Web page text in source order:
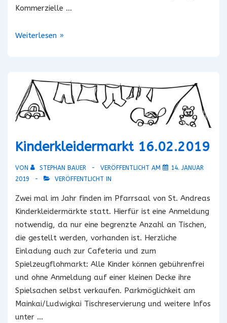
Kommerzielle …
10.
Andreas
Weiterlesen »
Kinderkleidermarkt 16.02.2019
VON STEPHAN BAUER VERÖFFENTLICHT AM
14. JANUAR
2019
VERÖFFENTLICHT IN
Zwei mal im Jahr finden im Pfarrsaal von St. Andreas
Kinderkleidermärkte statt. Hierfür ist eine Anmeldung
notwendig, da nur eine begrenzte Anzahl an Tischen,
die gestellt werden, vorhanden ist. Herzliche
Einladung auch zur Cafeteria und zum
Spielzeugflohmarkt: Alle Kinder können gebührenfrei
und ohne Anmeldung auf einer kleinen Decke ihre
Spielsachen selbst verkaufen. Parkmöglichkeit am
Mainkai/Ludwigkai Tischreservierung und weitere Infos
unter …